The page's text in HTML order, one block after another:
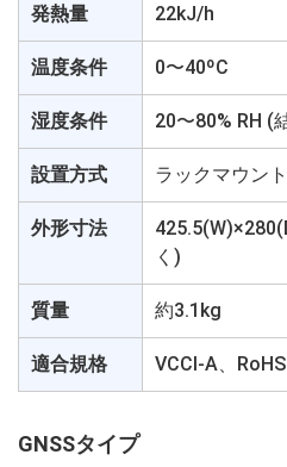
発熱量 22kJ/h
温度条件 0〜40ºC
湿度条件 20〜80% RH (
設置方式 ラックマウント
外形寸法
く)
質量 約3.1kg
適合規格 VCCI-A、
GNSSタイプ